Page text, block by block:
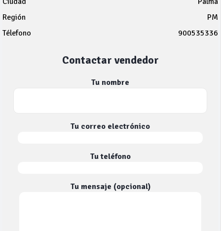
Región
PM
Télefono
900535336
Contactar vendedor
Tu nombre
Tu correo electrónico
Tu teléfono
Tu mensaje (opcional)